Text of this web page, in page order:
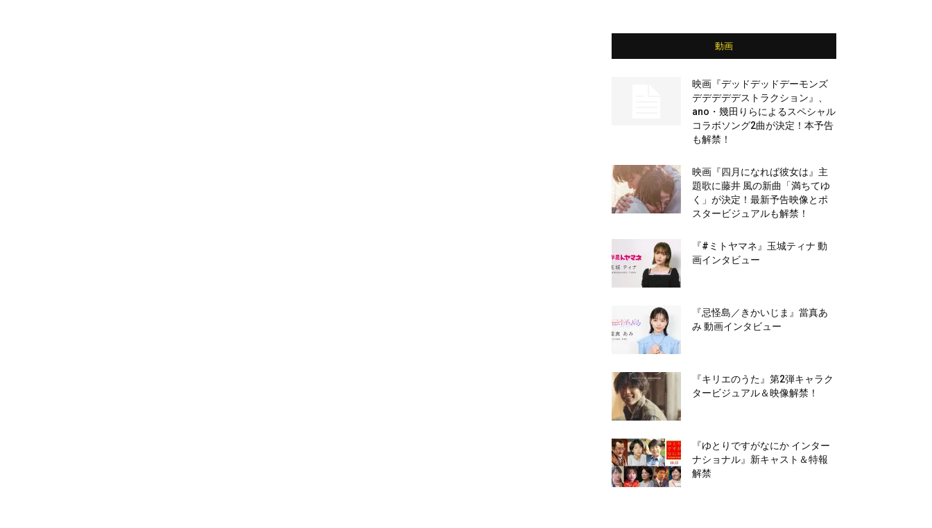
動画
映画『デッドデッドデーモンズ
デデデデデストラクション』、
ano・幾田りらによるスペシャル
コラボソング2曲が決定！本予告
も解禁！
映画『四月になれば彼女は』主
題歌に藤井 風の新曲「満ちてゆ
く」が決定！最新予告映像とポ
スタービジュアルも解禁！
『#ミトヤマネ』玉城ティナ 動
画インタビュー
『忌怪島／きかいじま』當真あ
み 動画インタビュー
『キリエのうた』第2弾キャラク
タービジュアル＆映像解禁！
『ゆとりですがなにか インター
ナショナル』新キャスト＆特報
解禁